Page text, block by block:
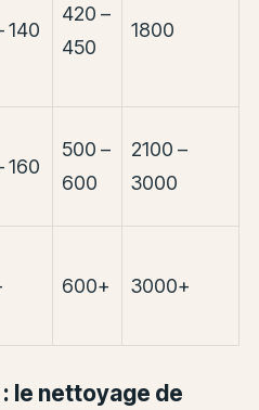
140
420 –
450
1800
160
500 –
600
2100 –
3000
600+ 3000+
le nettoyage de